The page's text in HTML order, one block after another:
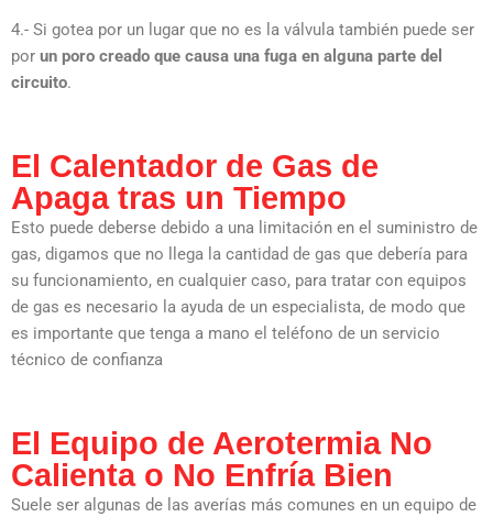
4.- Si gotea por un lugar que no es la válvula también puede ser
por un poro creado que causa una fuga en alguna parte del
circuito.
El Calentador de Gas de
Apaga tras un Tiempo
Esto puede deberse debido a una limitación en el suministro de
gas, digamos que no llega la cantidad de gas que debería para
su funcionamiento, en cualquier caso, para tratar con equipos
de gas es necesario la ayuda de un especialista, de modo que
es importante que tenga a mano el teléfono de un servicio
técnico de confianza
El Equipo de Aerotermia No
Calienta o No Enfría Bien
Suele ser algunas de las averías más comunes en un equipo de